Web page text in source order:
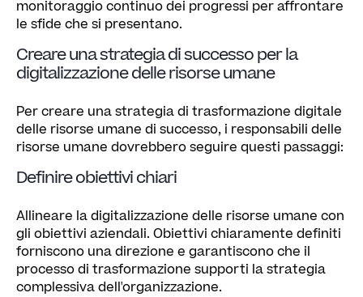
monitoraggio continuo dei progressi per affrontare
le sfide che si presentano.
Creare una strategia di successo per la
digitalizzazione delle risorse umane
Per creare una strategia di trasformazione digitale
delle risorse umane di successo, i responsabili delle
risorse umane dovrebbero seguire questi passaggi:
Definire obiettivi chiari
Allineare la digitalizzazione delle risorse umane con
gli obiettivi aziendali. Obiettivi chiaramente definiti
forniscono una direzione e garantiscono che il
processo di trasformazione supporti la strategia
complessiva dell'organizzazione.